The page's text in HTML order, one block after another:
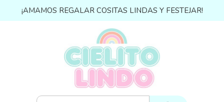
¡AMAMOS REGALAR COSITAS LINDAS Y FESTEJAR!